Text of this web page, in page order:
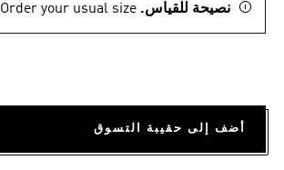
نصيحة للقياس. Order your usual size.
أضف إلى حقيبة التسوق